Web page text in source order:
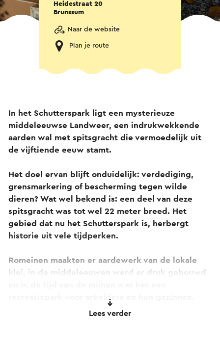
Heidestraat 20
Brunssum
Naar de website
Plan je route
In het Schutterspark ligt een mysterieuze
middeleeuwse Landweer, een indrukwekkende
aarden wal met spitsgracht die vermoedelijk uit
de vijftiende eeuw stamt.
Het doel ervan blijft onduidelijk: verdediging,
grensmarkering of bescherming tegen wilde
dieren? Wat wel bekend is: een deel van deze
spitsgracht was tot wel 22 meter breed. Het
gebied dat nu het Schutterspark is, herbergt
historie uit vele tijdperken.
Romeinen maakten er aardewerk van de lokale
klei, in de middeleeuwen werd er druk gebouwd
recreatiepark voor arbeiders en hun gezinnen.
Vandaag de dag biedt het Schutterspark nog
Lees verder